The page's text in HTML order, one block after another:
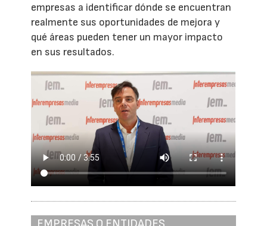
empresas a identificar dónde se encuentran
realmente sus oportunidades de mejora y
qué áreas pueden tener un mayor impacto
en sus resultados.